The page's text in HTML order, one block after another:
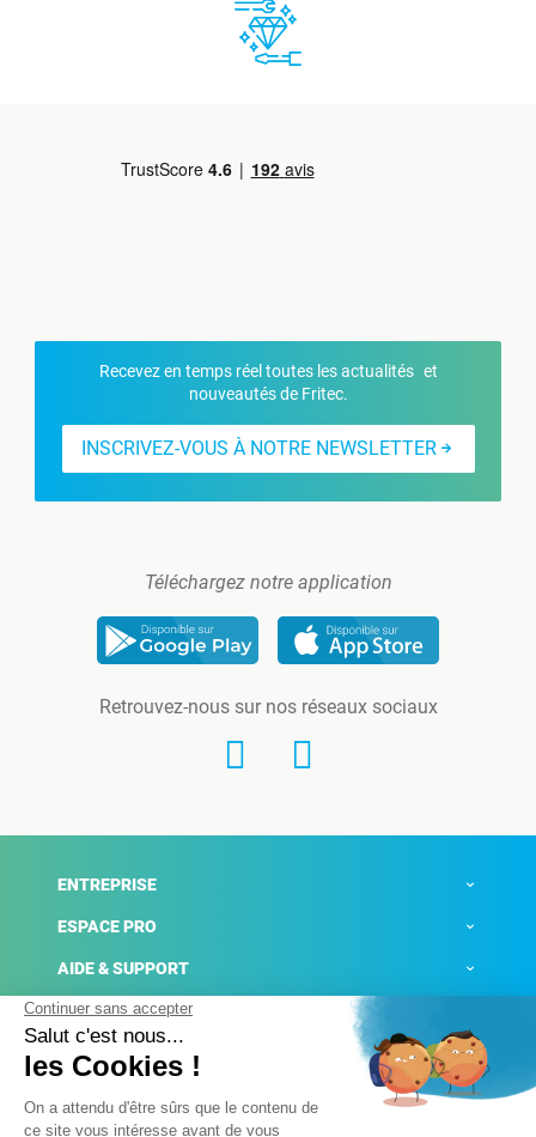
Recevez en temps réel toutes les actualités et
nouveautés de Fritec.
INSCRIVEZ-VOUS À NOTRE NEWSLETTER
Téléchargez notre application
Retrouvez-nous sur nos réseaux sociaux
ENTREPRISE
ESPACE PRO
AIDE & SUPPORT
ACTUALITÉS
Mentions légales